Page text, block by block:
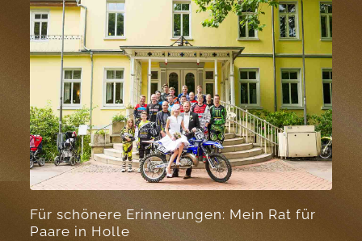
Für schönere Erinnerungen: Mein Rat für
Paare in Holle